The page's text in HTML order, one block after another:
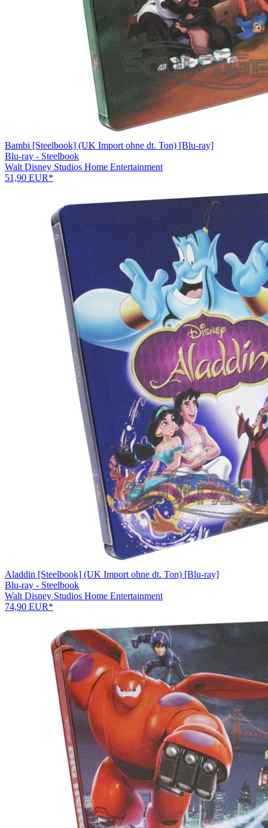
Bambi [Steelbook] (UK Import ohne dt. Ton) [Blu-ray]
Blu-ray - Steelbook
Walt Disney Studios Home Entertainment
51,90 EUR*
Aladdin [Steelbook] (UK Import ohne dt. Ton) [Blu-ray]
Blu-ray - Steelbook
Walt Disney Studios Home Entertainment
74,90 EUR*